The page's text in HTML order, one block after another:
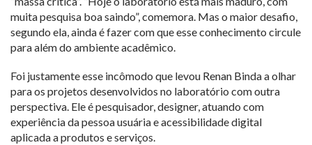
muita pesquisa boa saindo”, comemora. Mas o maior desafio,
segundo ela, ainda é fazer com que esse conhecimento circule
para além do ambiente acadêmico.
Foi justamente esse incômodo que levou Renan Binda a olhar
para os projetos desenvolvidos no laboratório com outra
perspectiva. Ele é pesquisador, designer, atuando com
experiência da pessoa usuária e acessibilidade digital
aplicada a produtos e serviços.